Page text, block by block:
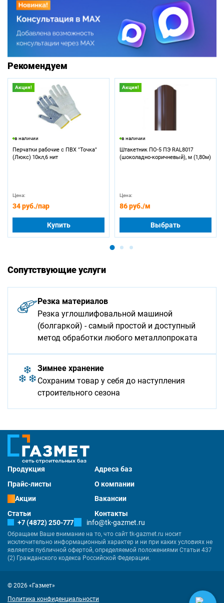
Рекомендуем
Акция!
в наличии
Перчатки рабочие с ПВХ "Точка"
(Люкс) 10кл,6 нит
Цена:
34 руб./пар
Купить
Акция!
в наличии
Штакетник ПО-5 ПЭ RAL8017
(шоколадно-коричневый), м (1,80м)
Цена:
86 руб./м
Выбрать
Сопутствующие услуги
Резка материалов
Резка углошлифовальной машиной
(болгаркой) - самый простой и доступный
метод обработки любого металлопроката
Зимнее хранение
Сохраним товар у себя до наступления
строительного сезона
Продукция
Адреса баз
Прайс-листы
О компании
Акции
Вакансии
Статьи
Контакты
+7 (4872) 250-777
info@tk-gazmet.ru
Обращаем Ваше внимание на то, что сайт tk-gazmet.ru носит
исключительно информационный характер и ни при каких условиях не
является публичной офертой, определяемой положениями Статьи 437
(2) Гражданского кодекса Российской Федерации.
© 2026 «Газмет»
Политика конфиденциальности